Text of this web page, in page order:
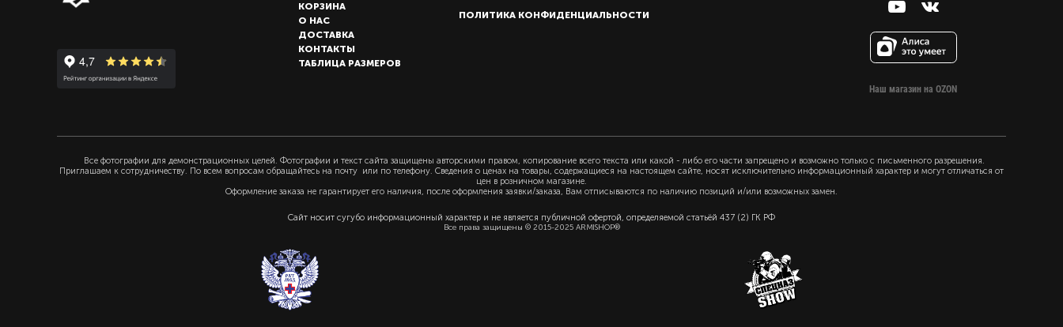
КОРЗИНА
О НАС
ДОСТАВКА
КОНТАКТЫ
ТАБЛИЦА РАЗМЕРОВ
ПОЛИТИКА КОНФИДЕНЦИАЛЬНОСТИ
Наш магазин на OZON
Все фотографии для демонстрационных целей. Фотографии и текст сайта защищены авторскими правом, копирование всего текста или какой - либо его части запрещено и возможно только с письменного разрешения.
Приглашаем к сотрудничеству. По всем вопросам обращайтесь на почту или по телефону. Сведения о ценах на товары, содержащиеся на настоящем сайте, носят исключительно информационный характер и могут отличаться от
цен в розничном магазине.
Оформление заказа не гарантирует его наличия, после оформления заявки/заказа, Вам отписываются по наличию позиций и/или возможных замен.
Сайт носит сугубо информационный характер и не является публичной офертой, определяемой статьёй 437 (2) ГК РФ
Все права защищены © 2015-2025 ARMISHOP®